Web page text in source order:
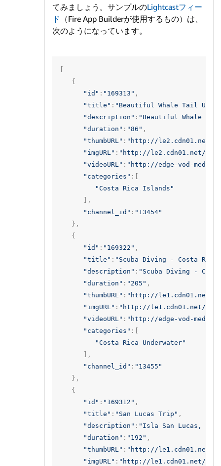
てみましょう。サンプルのLightcastフィー
ド （Fire App Builderが使用するもの）は、
次のようになっています。
{
"id" : "169313" ,
"title" : "Beautiful Whale Tail
"description" : "Beautiful Whale
"duration" : "86" ,
"thumbURL" : "http://le2.cdn01.net/
"imgURL" : "http://le2.cdn01.net/
"videoURL" : "http://edge-vod-
"categories" :[
"Costa Rica Islands"
],
"channel_id" : "13454"
},
{
"id" : "169322" ,
"title" : "Scuba Diving - Costa Rica"
"description" : "Scuba Diving -
"duration" : "205" ,
"thumbURL" : "http://le1.cdn01.net/
"imgURL" : "http://le1.cdn01.net/
"videoURL" : "http://edge-vod-
"categories" :[
"Costa Rica Underwater"
],
"channel_id" : "13455"
},
{
"id" : "169312" ,
"title" : "San Lucas Trip" ,
"description" : "Isla San Lucas,
"duration" : "192" ,
"thumbURL" : "http://le1.cdn01.net/
"imgURL" : "http://le1.cdn01.net/